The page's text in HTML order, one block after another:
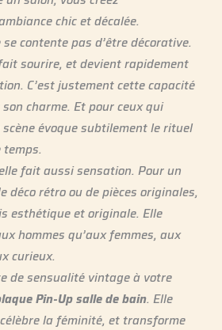
chic et décalée.
se contente pas d’être décorative.
sourire, et devient rapidement
C’est justement cette capacité
charme. Et pour ceux qui
évoque subtilement le rituel
temps.
fait aussi sensation. Pour un
déco rétro ou de pièces originales,
esthétique et originale. Elle
hommes qu’aux femmes, aux
curieux.
de sensualité vintage à votre
Pin-Up salle de bain. Elle
la féminité, et transforme